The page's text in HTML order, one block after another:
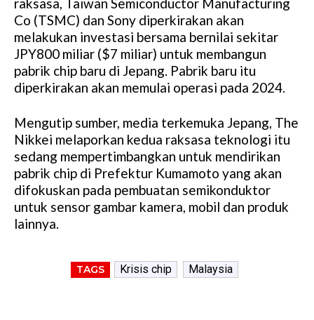
Co (TSMC) dan Sony diperkirakan akan
melakukan investasi bersama bernilai sekitar
JPY800 miliar ($7 miliar) untuk membangun
pabrik chip baru di Jepang. Pabrik baru itu
diperkirakan akan memulai operasi pada 2024.
Mengutip sumber, media terkemuka Jepang, The
Nikkei melaporkan kedua raksasa teknologi itu
sedang mempertimbangkan untuk mendirikan
pabrik chip di Prefektur Kumamoto yang akan
difokuskan pada pembuatan semikonduktor
untuk sensor gambar kamera, mobil dan produk
lainnya.
TAGS Krisis chip Malaysia